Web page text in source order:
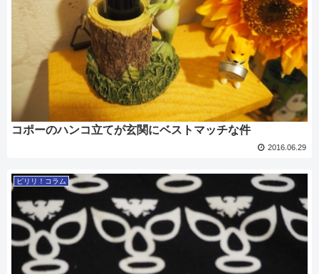
コポーのハンコ立てが玄関にベストマッチな件
2016.06.29
ピリリ！コラム